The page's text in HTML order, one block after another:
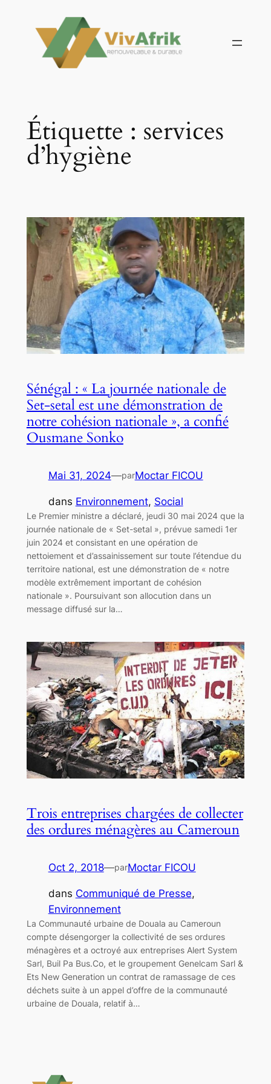
contenu
Étiquette : services
d’hygiène
Sénégal : « La journée nationale de
Set-setal est une démonstration de
notre cohésion nationale », a confié
Ousmane Sonko
Mai 31, 2024—parMoctar FICOU
dans Environnement, Social
Le Premier ministre a déclaré, jeudi 30 mai 2024 que la
journée nationale de « Set-setal », prévue samedi 1er
juin 2024 et consistant en une opération de
nettoiement et d’assainissement sur toute l’étendue du
territoire national, est une démonstration de « notre
modèle extrêmement important de cohésion
nationale ». Poursuivant son allocution dans un
message diffusé sur la…
Trois entreprises chargées de collecter
des ordures ménagères au Cameroun
Oct 2, 2018—parMoctar FICOU
dans Communiqué de Presse
Environnement
La Communauté urbaine de Douala au Cameroun
compte désengorger la collectivité de ses ordures
ménagères et a octroyé aux entreprises Alert System
Sarl, Buil Pa Bus.Co, et le groupement Genelcam Sarl &
Ets New Generation un contrat de ramassage de ces
déchets suite à un appel d’offre de la communauté
urbaine de Douala, relatif à…